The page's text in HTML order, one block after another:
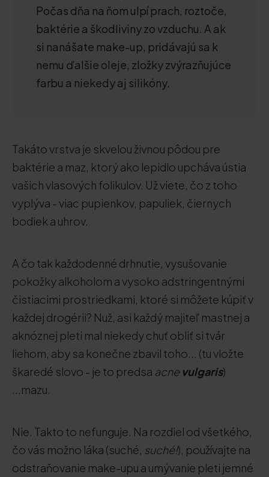
Počas dňa na ňom ulpí prach, roztoče,
baktérie a škodliviny zo vzduchu. A ak
si nanášate make-up, pridávajú sa k
nemu ďalšie oleje, zložky zvýrazňujúce
farbu a niekedy aj silikóny.
Takáto vrstva je skvelou živnou pôdou pre
baktérie a maz, ktorý ako lepidlo upcháva ústia
vašich vlasových folikulov. Už viete, čo z toho
vyplýva - viac pupienkov, papuliek, čiernych
bodiek a uhrov.
A čo tak každodenné drhnutie, vysušovanie
pokožky alkoholom a vysoko adstringentnými
čistiacimi prostriedkami, ktoré si môžete kúpiť v
každej drogérii? Nuž, asi každý majiteľ mastnej a
aknóznej pleti mal niekedy chuť obliť si tvár
liehom, aby sa konečne zbavil toho... (tu vložte
škaredé slovo - je to predsa acne vulgaris)
...mazu.
Nie. Takto to nefunguje. Na rozdiel od všetkého,
čo vás možno láka (suché, suché!), používajte na
odstraňovanie make-upu a umývanie pleti jemné